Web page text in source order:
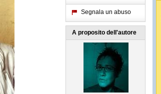
Segnala un abuso
A proposito dell'autore